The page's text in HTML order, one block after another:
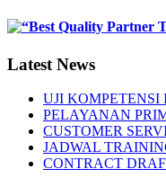
Latest News
UJI KOMPETENSI
PELAYANAN
CUSTOMER
JADWAL
CONTRACT